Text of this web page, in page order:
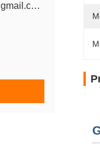
shanghaijiaming09@gmail.com